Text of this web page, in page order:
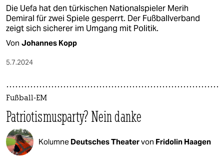
Die Uefa hat den türkischen Nationalspieler Merih
Demiral für zwei Spiele gesperrt. Der Fußballverband
zeigt sich sicherer im Umgang mit Politik.
Von Johannes Kopp
5.7.2024
Fußball-EM
Patriotismusparty? Nein danke
Kolumne Deutsches Theatervon Fridolin Haagen